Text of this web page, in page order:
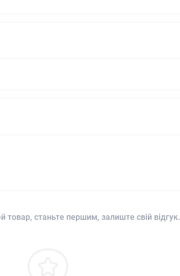
товар, станьте першим, залиште свій відгук.